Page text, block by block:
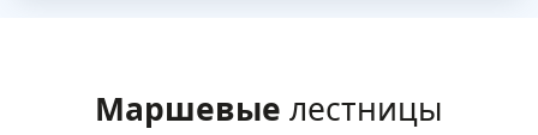
Маршевые лестницы